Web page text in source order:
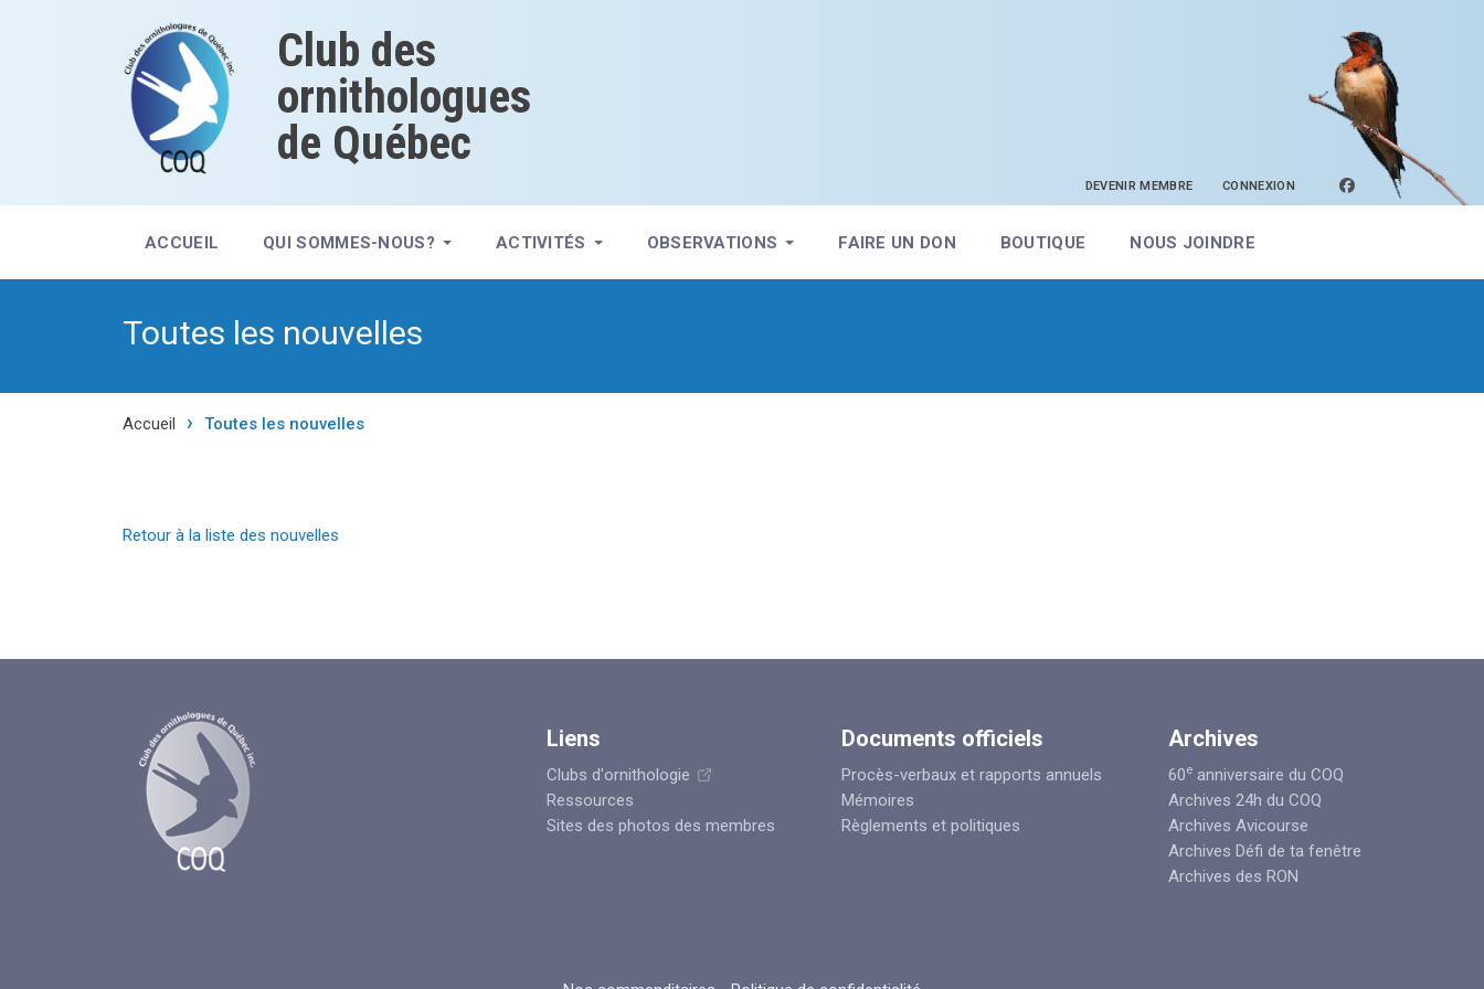
Club des
ornithologues
de Québec
DEVENIR MEMBRE CONNEXION facebook
ACCUEIL QUI SOMMES-NOUS? ACTIVITÉS OBSERVATIONS FAIRE UN DON BOUTIQUE NOUS JOINDRE
Toutes les nouvelles
Accueil Toutes les nouvelles
Retour à la liste des nouvelles
Liens
Clubs d'ornithologie
Ressources
Sites des photos des membres
Documents officiels
Procès-verbaux et rapports annuels
Mémoires
Règlements et politiques
Archives
60e anniversaire du COQ
Archives 24h du COQ
Archives Avicourse
Archives Défi de ta fenêtre
Archives des RON